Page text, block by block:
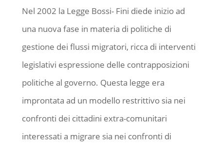
Nel 2002 la Legge Bossi- Fini diede inizio ad
una nuova fase in materia di politiche di
gestione dei flussi migratori, ricca di interventi
legislativi espressione delle contrapposizioni
politiche al governo. Questa legge era
improntata ad un modello restrittivo sia nei
confronti dei cittadini extra-comunitari
interessati a migrare sia nei confronti di